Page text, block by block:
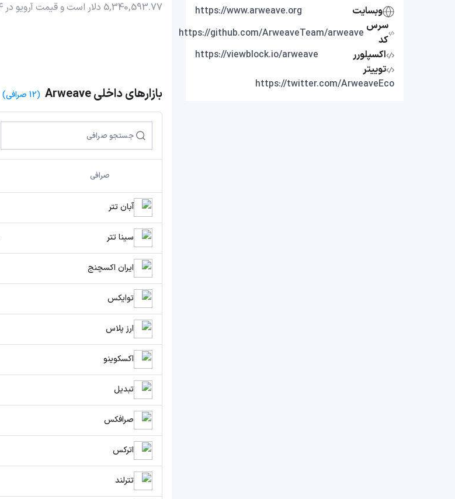
وبسایت
https://www.arweave.org
سرس
کد
https://github.com/ArweaveTeam/arweave
اکسپلورر
https://viewblock.io/arweave
توییتر
https://twitter.com/ArweaveEco
5,340,593.77 دلار است و قیمت آرویو در 24 ساعت اخیر، -0.25 کاهش داشته است.
بازارهای داخلی Arweave (12 صرافی)
صرافی
آبان تتر
سینا تتر
ایران اکسچنج
توایکس
ارز پلاس
اکسکوینو
تبدیل
صرافکس
اترکس
تترلند